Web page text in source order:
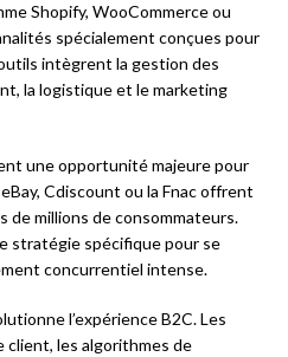
Shopify, WooCommerce ou
spécialement conçues pour
intègrent la gestion des
la logistique et le marketing
une opportunité majeure pour
Cdiscount ou la Fnac offrent
de millions de consommateurs.
stratégie spécifique pour se
concurrentiel intense.
l’expérience B2C. Les
les algorithmes de